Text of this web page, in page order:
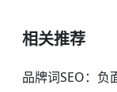
相关推荐